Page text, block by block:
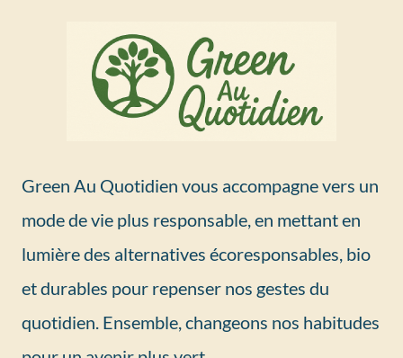
Green Au Quotidien vous accompagne vers un
mode de vie plus responsable, en mettant en
lumière des alternatives écoresponsables, bio
et durables pour repenser nos gestes du
quotidien. Ensemble, changeons nos habitudes